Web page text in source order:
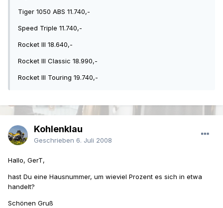
Tiger 1050 ABS 11.740,-
Speed Triple 11.740,-
Rocket III 18.640,-
Rocket III Classic 18.990,-
Rocket III Touring 19.740,-
Kohlenklau
Geschrieben 6. Juli 2008
Hallo, GerT,
hast Du eine Hausnummer, um wieviel Prozent es sich in etwa
handelt?
Schönen Gruß